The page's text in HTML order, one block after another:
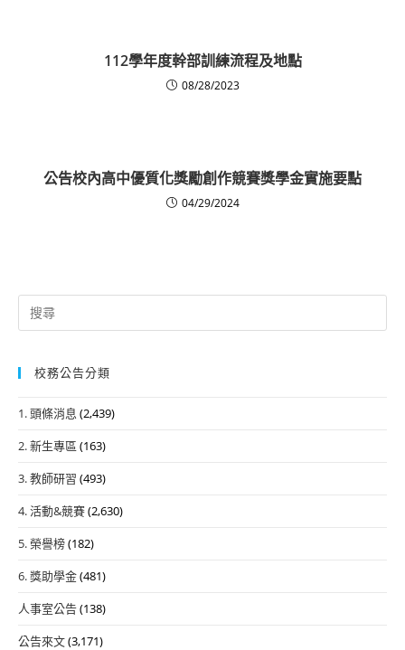
112學年度幹部訓練流程及地點
08/28/2023
公告校內高中優質化獎勵創作競賽獎學金實施要點
04/29/2024
Search
for:
校務公告分類
1. 頭條消息 (2,439)
2. 新生專區 (163)
3. 教師研習 (493)
4. 活動&競賽(2,630)
5. 榮譽榜(182)
6. 獎助學金(481)
人事室公告(138)
公告來文(3,171)